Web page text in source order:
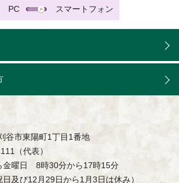
PC スマートフォン
市東陽町1丁目1番地
（代表）
金曜日 8時30分から17時15分
日及び12月29日から1月3日は休み）